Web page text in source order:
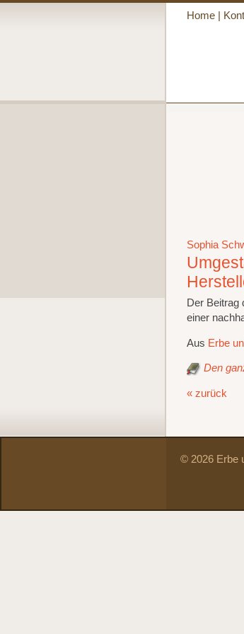
Home|
Sophia
Der Beitrag
einer
Aus Erbe
Den
« zurück
© 2026 Erbe